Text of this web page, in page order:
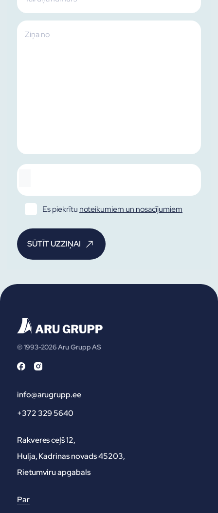
Es piekrītu noteikumiem un nosacījumiem
© 1993-2026 Aru Grupp AS
info@arugrupp.ee
+372 329 5640
Rakveres ceļš 12,
Hulja, Kadrinas novads 45203,
Rietumviru apgabals
Par